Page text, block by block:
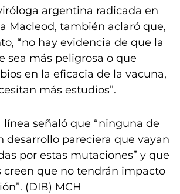
argentina radicada en
Macleod, también aclaró que,
“no hay evidencia de que la
sea más peligrosa o que
en la eficacia de la vacuna,
más estudios”.
línea señaló que “ninguna de
desarrollo pareciera que vayan
por estas mutaciones” y que
creen que no tendrán impacto
(DIB) MCH